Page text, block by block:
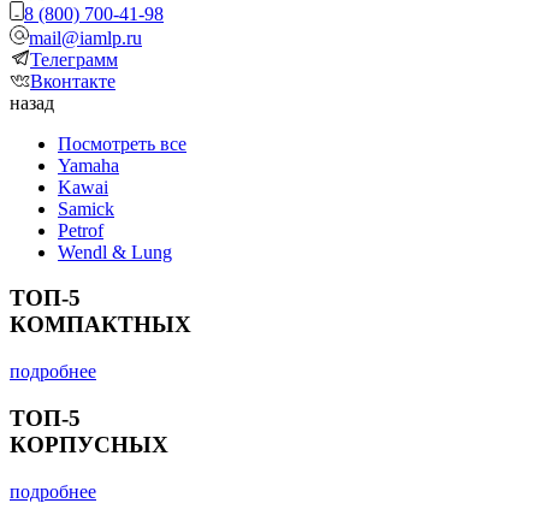
8 (800) 700-41-98
mail@iamlp.ru
Телеграмм
Вконтакте
назад
Посмотреть все
Yamaha
Kawai
Samick
Petrof
Wendl & Lung
ТОП-5
КОМПАКТНЫХ
подробнее
ТОП-5
КОРПУСНЫХ
подробнее